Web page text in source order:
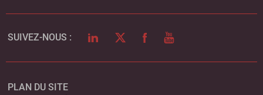
SUIVEZ-NOUS : LINKEDINTWITTERFACEBOOK
YOUTUBE
PLAN DU SITE